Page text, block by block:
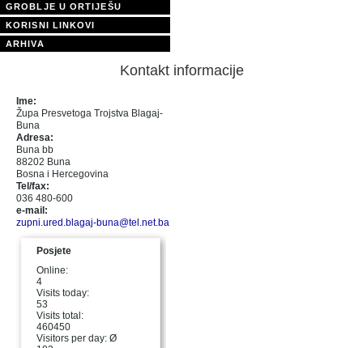
GROBLJE U ORTIJEŠU
KORISNI LINKOVI
ARHIVA
Kontakt informacije
Ime:
Župa Presvetoga Trojstva Blagaj-
Buna
Adresa:
Buna bb
88202 Buna
Bosna i Hercegovina
Tel/fax:
036 480-600
e-mail:
zupni.ured.blagaj-buna@tel.net.ba
Posjete
Online:
4
Visits today:
53
Visits total:
460450
Visitors per day: Ø